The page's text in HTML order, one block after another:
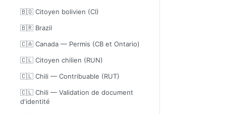
🇧🇴 Citoyen bolivien (CI)
🇧🇷 Brazil
🇨🇦 Canada — Permis (CB et Ontario)
🇨🇱 Citoyen chilien (RUN)
🇨🇱 Chili — Contribuable (RUT)
🇨🇱 Chili — Validation de document
d'identité